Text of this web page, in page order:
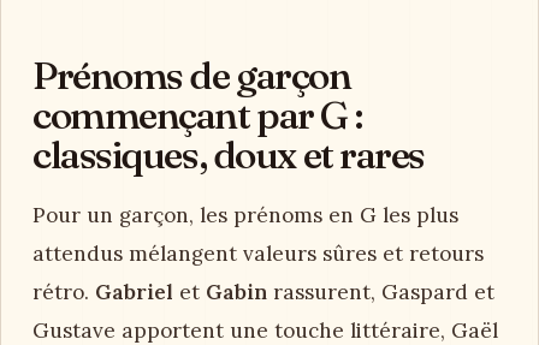
Prénoms de garçon
commençant par G :
classiques, doux et rares
Pour un garçon, les prénoms en G les plus
attendus mélangent valeurs sûres et retours
rétro. Gabriel et Gabin rassurent, Gaspard et
Gustave apportent une touche littéraire, Gaël